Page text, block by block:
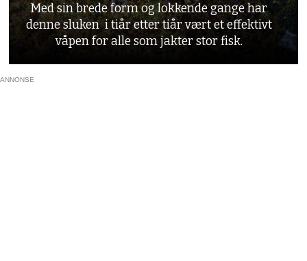
Med sin brede form og lokkende gange har
denne sluken i tiår etter tiår vært et effektivt
våpen for alle som jakter stor fisk.
ANNONSE